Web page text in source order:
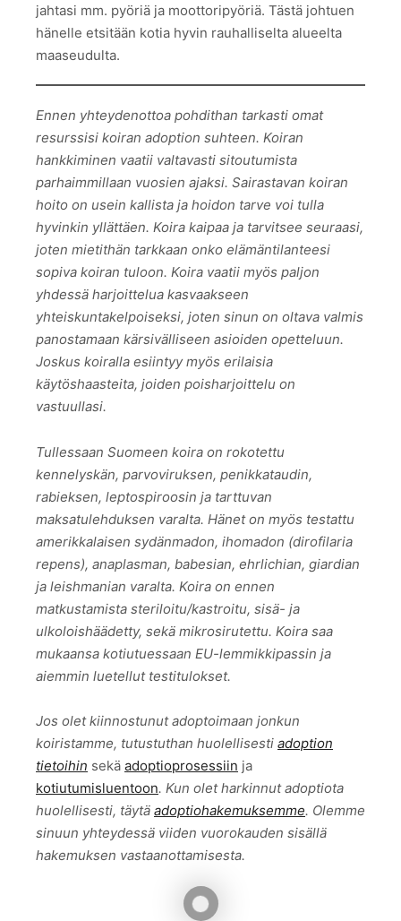
jahtasi mm. pyöriä ja moottoripyöriä. Tästä johtuen
hänelle etsitään kotia hyvin rauhalliselta alueelta
maaseudulta.
Ennen yhteydenottoa pohdithan tarkasti omat
resurssisi koiran adoption suhteen. Koiran
hankkiminen vaatii valtavasti sitoutumista
parhaimmillaan vuosien ajaksi. Sairastavan koiran
hoito on usein kallista ja hoidon tarve voi tulla
hyvinkin yllättäen. Koira kaipaa ja tarvitsee seuraasi,
joten mietithän tarkkaan onko elämäntilanteesi
sopiva koiran tuloon. Koira vaatii myös paljon
yhdessä harjoittelua kasvaakseen
yhteiskuntakelpoiseksi, joten sinun on oltava valmis
panostamaan kärsivälliseen asioiden opetteluun.
Joskus koiralla esiintyy myös erilaisia
käytöshaasteita, joiden poisharjoittelu on
vastuullasi.
Tullessaan Suomeen koira on rokotettu
kennelyskän, parvoviruksen, penikkataudin,
rabieksen, leptospiroosin ja tarttuvan
maksatulehduksen varalta. Hänet on myös testattu
amerikkalaisen sydänmadon, ihomadon (dirofilaria
repens), anaplasman, babesian, ehrlichian, giardian
ja leishmanian varalta. Koira on ennen
matkustamista steriloitu/kastroitu, sisä- ja
ulkoloishäädetty, sekä mikrosirutettu. Koira saa
mukaansa kotiutuessaan EU-lemmikkipassin ja
aiemmin luetellut testitulokset.
Jos olet kiinnostunut adoptoimaan jonkun
koiristamme, tutustuthan huolellisesti adoption
tietoihin sekä adoptioprosessiin ja
kotiutumisluentoon. Kun olet harkinnut adoptiota
huolellisesti, täytä adoptiohakemuksemme. Olemme
sinuun yhteydessä viiden vuorokauden sisällä
hakemuksen vastaanottamisesta.